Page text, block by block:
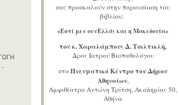
-
σας προσκαλούν στην παρουσίαση του
βιβλίου:
«Εστί μεν ουνΕλλάς και η Μακεδονία»
του κ. Χαραλάμπους Δ. Τσιλτικλή,
Δρος Ιατρού Βιοπαθολόγου
στο Πνευματικό Κέντρο του Δήμου
Αθηναίων,
Αμφιθέατρο Αντώνη Τρίτση, Ακαδημίας 50,
Αθήνα